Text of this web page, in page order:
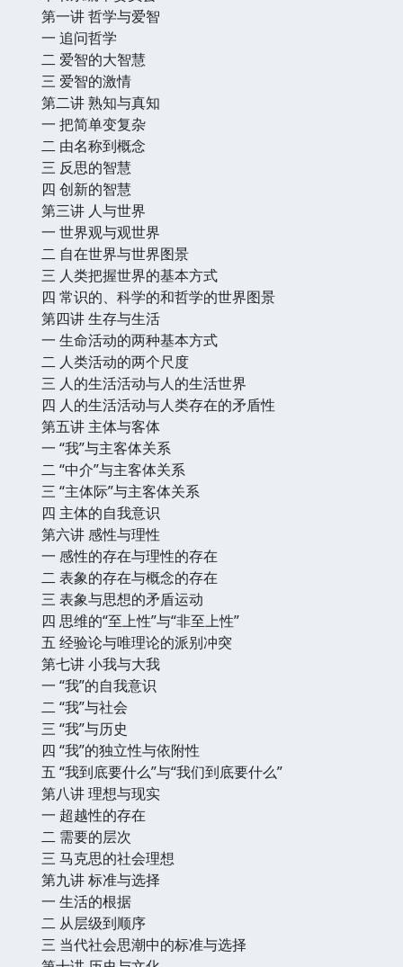
第一讲 哲学与爱智
一 追问哲学
二 爱智的大智慧
三 爱智的激情
第二讲 熟知与真知
一 把简单变复杂
二 由名称到概念
三 反思的智慧
四 创新的智慧
第三讲 人与世界
一 世界观与观世界
二 自在世界与世界图景
三 人类把握世界的基本方式
四 常识的、科学的和哲学的世界图景
第四讲 生存与生活
一 生命活动的两种基本方式
二 人类活动的两个尺度
三 人的生活活动与人的生活世界
四 人的生活活动与人类存在的矛盾性
第五讲 主体与客体
一 “我”与主客体关系
二 “中介”与主客体关系
三 “主体际”与主客体关系
四 主体的自我意识
第六讲 感性与理性
一 感性的存在与理性的存在
二 表象的存在与概念的存在
三 表象与思想的矛盾运动
四 思维的“至上性”与“非至上性”
五 经验论与唯理论的派别冲突
第七讲 小我与大我
一 “我”的自我意识
二 “我”与社会
三 “我”与历史
四 “我”的独立性与依附性
五 “我到底要什么”与“我们到底要什么”
第八讲 理想与现实
一 超越性的存在
二 需要的层次
三 马克思的社会理想
第九讲 标准与选择
一 生活的根据
二 从层级到顺序
三 当代社会思潮中的标准与选择